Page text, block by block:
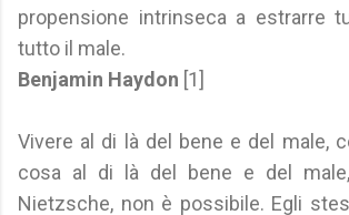
propensione intrinseca a estrarre
tutto il male.
Benjamin Haydon [1]
Vivere al di là del bene e del male,
cosa al di là del bene e del
Nietzsche, non è possibile. Egli